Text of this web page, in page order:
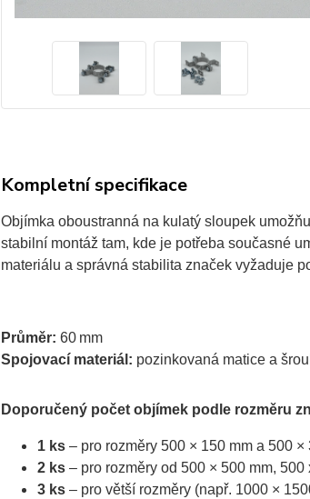
Kompletní specifikace
Objímka oboustranná na kulatý sloupek
stabilní montáž tam, kde je potřeba současné
materiálu a správná stabilita značek vyžaduje
Průměr: 60 mm
Spojovací materiál: pozinkovaná matice a
Doporučený počet objímek podle rozměru
1 ks– pro rozměry 500 × 150 mm a 500 ×
2 ks– pro rozměry od 500 × 500 mm,
3 ks– pro větší rozměry (např. 1000 ×